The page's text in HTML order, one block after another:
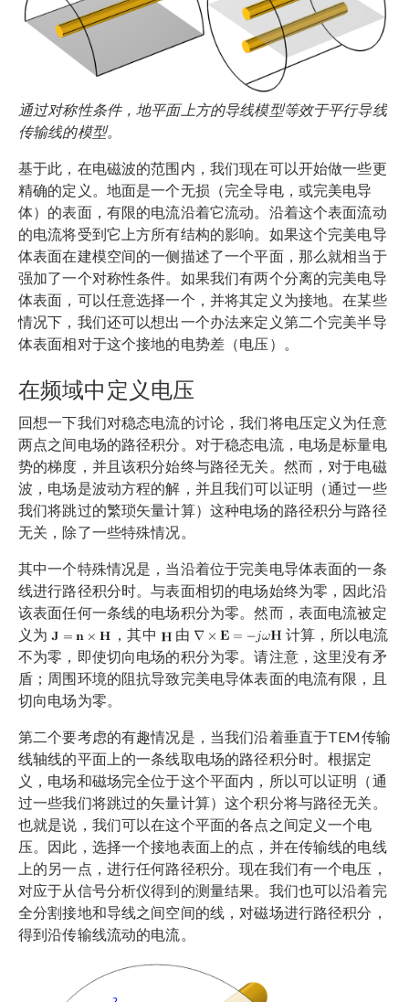
通过对称性条件，地平面上方的导线模型等效于平行导线
传输线的模型。
基于此，在电磁波的范围内，我们现在可以开始做一些更
精确的定义。地面是一个无损（完全导电，或完美电导
体）的表面，有限的电流沿着它流动。沿着这个表面流动
的电流将受到它上方所有结构的影响。如果这个完美电导
体表面在建模空间的一侧描述了一个平面，那么就相当于
强加了一个对称性条件。如果我们有两个分离的完美电导
体表面，可以任意选择一个，并将其定义为接地。在某些
情况下，我们还可以想出一个办法来定义第二个完美半导
体表面相对于这个接地的电势差（电压）。
在频域中定义电压
回想一下我们对稳态电流的讨论，我们将电压定义为任意
两点之间电场的路径积分。对于稳态电流，电场是标量电
势的梯度，并且该积分始终与路径无关。然而，对于电磁
波，电场是波动方程的解，并且我们可以证明（通过一些
我们将跳过的繁琐矢量计算）这种电场的路径积分与路径
无关，除了一些特殊情况。
其中一个特殊情况是，当沿着位于完美电导体表面的一条
线进行路径积分时。与表面相切的电场始终为零，因此沿
该表面任何一条线的电场积分为零。然而，表面电流被定
义为
，其中 由
计算，所以电流
不为零，即使切向电场的积分为零。请注意，这里没有矛
盾；周围环境的阻抗导致完美电导体表面的电流有限，且
切向电场为零。
第二个要考虑的有趣情况是，当我们沿着垂直于TEM传输
线轴线的平面上的一条线取电场的路径积分时。根据定
义，电场和磁场完全位于这个平面内，所以可以证明（通
过一些我们将跳过的矢量计算）这个积分将与路径无关。
也就是说，我们可以在这个平面的各点之间定义一个电
压。因此，选择一个接地表面上的点，并在传输线的电线
上的另一点，进行任何路径积分。现在我们有一个电压，
对应于从信号分析仪得到的测量结果。我们也可以沿着完
全分割接地和导线之间空间的线，对磁场进行路径积分，
得到沿传输线流动的电流。